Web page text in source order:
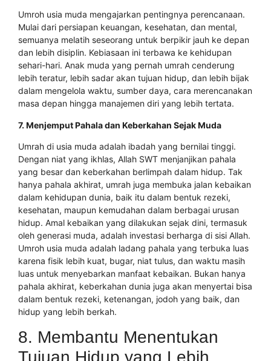
Umroh usia muda mengajarkan pentingnya perencanaan.
Mulai dari persiapan keuangan, kesehatan, dan mental,
semuanya melatih seseorang untuk berpikir jauh ke depan
dan lebih disiplin. Kebiasaan ini terbawa ke kehidupan
sehari-hari. Anak muda yang pernah umrah cenderung
lebih teratur, lebih sadar akan tujuan hidup, dan lebih bijak
dalam mengelola waktu, sumber daya, cara merencanakan
masa depan hingga manajemen diri yang lebih tertata.
7. Menjemput Pahala dan Keberkahan Sejak Muda
Umrah di usia muda adalah ibadah yang bernilai tinggi.
Dengan niat yang ikhlas, Allah SWT menjanjikan pahala
yang besar dan keberkahan berlimpah dalam hidup. Tak
hanya pahala akhirat, umrah juga membuka jalan kebaikan
dalam kehidupan dunia, baik itu dalam bentuk rezeki,
kesehatan, maupun kemudahan dalam berbagai urusan
hidup. Amal kebaikan yang dilakukan sejak dini, termasuk
oleh generasi muda, adalah investasi berharga di sisi Allah.
Umroh usia muda adalah ladang pahala yang terbuka luas
karena fisik lebih kuat, bugar, niat tulus, dan waktu masih
luas untuk menyebarkan manfaat kebaikan. Bukan hanya
pahala akhirat, keberkahan dunia juga akan menyertai bisa
dalam bentuk rezeki, ketenangan, jodoh yang baik, dan
hidup yang lebih berkah.
8. Membantu Menentukan
Tujuan Hidup yang Lebih